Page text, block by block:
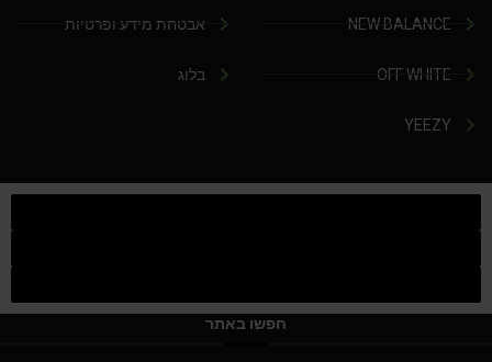
NEW BALANCE
OFF WHITE
YEEZY
אבטחת מידע ופרטיות
בלוג
חפשו באתר